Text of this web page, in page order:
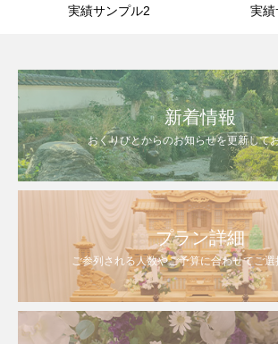
実績サンプル2 実績
新着情報
おくりびとからのお知らせを更新して
プラン詳細
ご参列される人数やご予算に合わせてご